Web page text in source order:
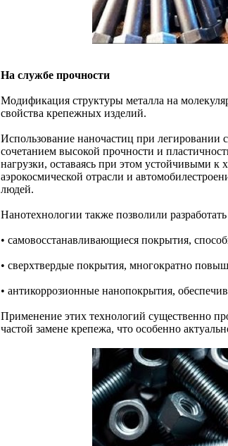
На службе прочности
Модификация структуры металла на
свойства крепежных изделий.
Использование наночастиц при легировании
сочетанием высокой прочности и
нагрузки, оставаясь при этом устойчивыми
аэрокосмической отрасли и
людей.
Нанотехнологии также позволили
• самовосстанавливающиеся покрытия,
• сверхтвердые покрытия, многократно
• антикоррозионные нанопокрытия,
Применение этих технологий существенно
частой замене крепежа, что особенно